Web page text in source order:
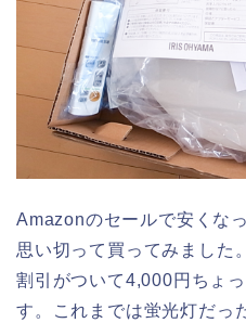
Amazonのセールで安くな
思い切って買ってみました。
割引がついて4,000円ちょ
す。これまでは蛍光灯だっ